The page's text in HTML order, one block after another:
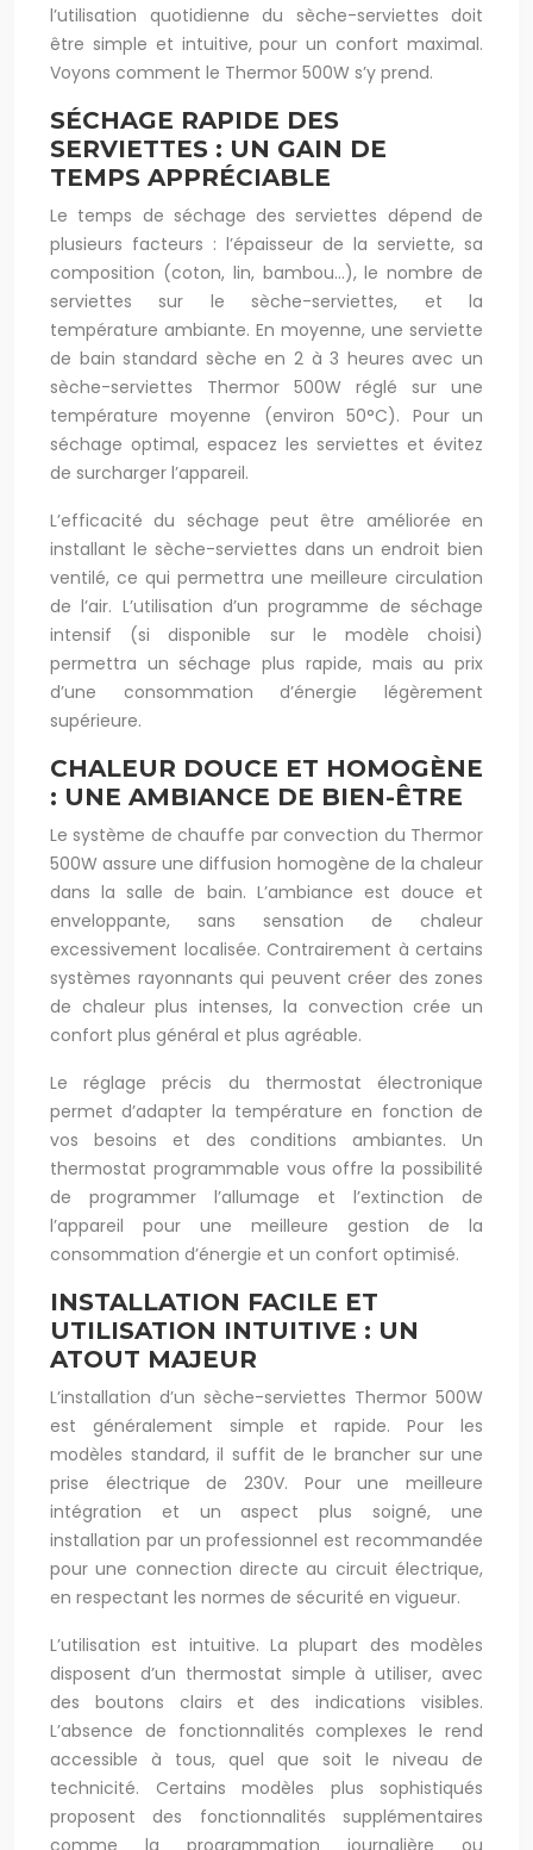
l’utilisation quotidienne du sèche-serviettes doit
être simple et intuitive, pour un confort maximal.
Voyons comment le Thermor 500W s’y prend.
SÉCHAGE RAPIDE DES
SERVIETTES : UN GAIN DE
TEMPS APPRÉCIABLE
Le temps de séchage des serviettes dépend de
plusieurs facteurs : l’épaisseur de la serviette, sa
composition (coton, lin, bambou…), le nombre de
serviettes sur le sèche-serviettes, et la
température ambiante. En moyenne, une serviette
de bain standard sèche en 2 à 3 heures avec un
sèche-serviettes Thermor 500W réglé sur une
température moyenne (environ 50°C). Pour un
séchage optimal, espacez les serviettes et évitez
de surcharger l’appareil.
L’efficacité du séchage peut être améliorée en
installant le sèche-serviettes dans un endroit bien
ventilé, ce qui permettra une meilleure circulation
de l’air. L’utilisation d’un programme de séchage
intensif (si disponible sur le modèle choisi)
permettra un séchage plus rapide, mais au prix
d’une consommation d’énergie légèrement
supérieure.
CHALEUR DOUCE ET HOMOGÈNE
: UNE AMBIANCE DE BIEN-ÊTRE
Le système de chauffe par convection du Thermor
500W assure une diffusion homogène de la chaleur
dans la salle de bain. L’ambiance est douce et
enveloppante, sans sensation de chaleur
excessivement localisée. Contrairement à certains
systèmes rayonnants qui peuvent créer des zones
de chaleur plus intenses, la convection crée un
confort plus général et plus agréable.
Le réglage précis du thermostat électronique
permet d’adapter la température en fonction de
vos besoins et des conditions ambiantes. Un
thermostat programmable vous offre la possibilité
de programmer l’allumage et l’extinction de
l’appareil pour une meilleure gestion de la
consommation d’énergie et un confort optimisé.
INSTALLATION FACILE ET
UTILISATION INTUITIVE : UN
ATOUT MAJEUR
L’installation d’un sèche-serviettes Thermor 500W
est généralement simple et rapide. Pour les
modèles standard, il suffit de le brancher sur une
prise électrique de 230V. Pour une meilleure
intégration et un aspect plus soigné, une
installation par un professionnel est recommandée
pour une connection directe au circuit électrique,
en respectant les normes de sécurité en vigueur.
L’utilisation est intuitive. La plupart des modèles
disposent d’un thermostat simple à utiliser, avec
des boutons clairs et des indications visibles.
L’absence de fonctionnalités complexes le rend
accessible à tous, quel que soit le niveau de
technicité. Certains modèles plus sophistiqués
proposent des fonctionnalités supplémentaires
comme la programmation journalière ou